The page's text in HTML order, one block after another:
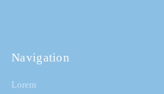
Navigation
Lorem